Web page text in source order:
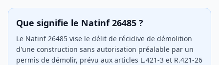
Que signifie le Natinf 26485 ?
Le Natinf 26485 vise le délit de récidive de démolition
d'une construction sans autorisation préalable par un
permis de démolir, prévu aux articles L.421-3 et R.421-26